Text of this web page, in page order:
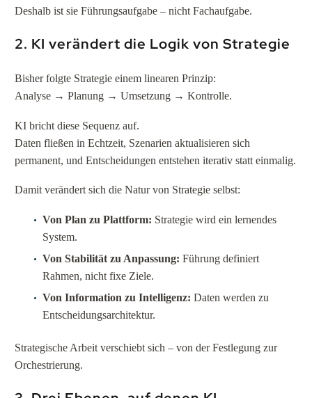
Deshalb ist sie Führungsaufgabe – nicht Fachaufgabe.
2. KI verändert die Logik von Strategie
Bisher folgte Strategie einem linearen Prinzip:
Analyse → Planung → Umsetzung → Kontrolle.
KI bricht diese Sequenz auf.
Daten fließen in Echtzeit, Szenarien aktualisieren sich
permanent, und Entscheidungen entstehen iterativ statt einmalig.
Damit verändert sich die Natur von Strategie selbst:
Von Plan zu Plattform: Strategie wird ein lernendes
System.
Von Stabilität zu Anpassung: Führung definiert
Rahmen, nicht fixe Ziele.
Von Information zu Intelligenz: Daten werden zu
Entscheidungsarchitektur.
Strategische Arbeit verschiebt sich – von der Festlegung zur
Orchestrierung.